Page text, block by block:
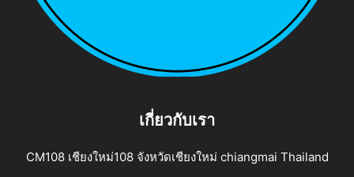
เกี่ยวกับเรา
CM108 เชียงใหม่108 จังหวัดเชียงใหม่ chiangmai Thailand